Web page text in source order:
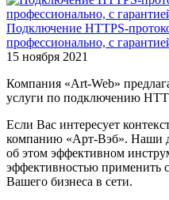
Подключение HTTPS-
профессионально, с
15 ноября 2021
Компания «Art-Web»
услуги по подключению
Если Вас интересует
компанию «Арт-Вэб». Наши
об этом эффективном
эффективностью применить
Вашего бизнеса в сети.